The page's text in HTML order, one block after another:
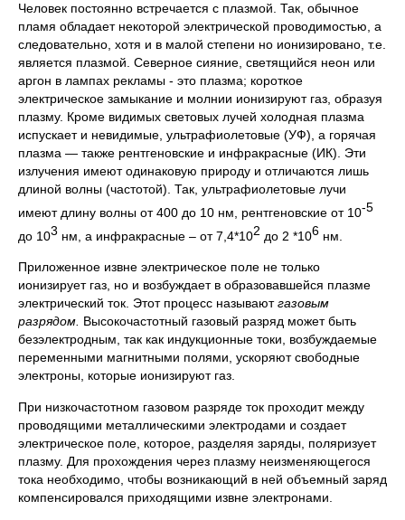
Человек постоянно встречается с плазмой. Так, обычное
пламя обладает некоторой электрической проводимостью, а
следовательно, хотя и в малой степени но ионизировано, т.е.
является плазмой. Северное сияние, светящийся неон или
аргон в лампах рекламы - это плазма; короткое
электрическое замыкание и молнии ионизируют газ, образуя
плазму. Кроме видимых световых лучей холодная плазма
испускает и невидимые, ультрафиолетовые (УФ), а горячая
плазма — также рентгеновские и инфракрасные (ИК). Эти
излучения имеют одинаковую природу и отличаются лишь
длиной волны (частотой). Так, ультрафиолетовые лучи
имеют длину волны от 400 до 10 нм, рентгеновские от 10-5
до 103 нм, а инфракрасные – от 7,4*102 до 2 *106 нм.
Приложенное извне электрическое поле не только
ионизирует газ, но и возбуждает в образовавшейся плазме
электрический ток. Этот процесс называютгазовым
разрядом. Высокочастотный газовый разряд может быть
безэлектродным, так как индукционные токи, возбуждаемые
переменными магнитными полями, ускоряют свободные
электроны, которые ионизируют газ.
При низкочастотном газовом разряде ток проходит между
проводящими металлическими электродами и создает
электрическое поле, которое, разделяя заряды, поляризует
плазму. Для прохождения через плазму неизменяющегося
тока необходимо, чтобы возникающий в ней объемный заряд
компенсировался приходящими извне электронами.